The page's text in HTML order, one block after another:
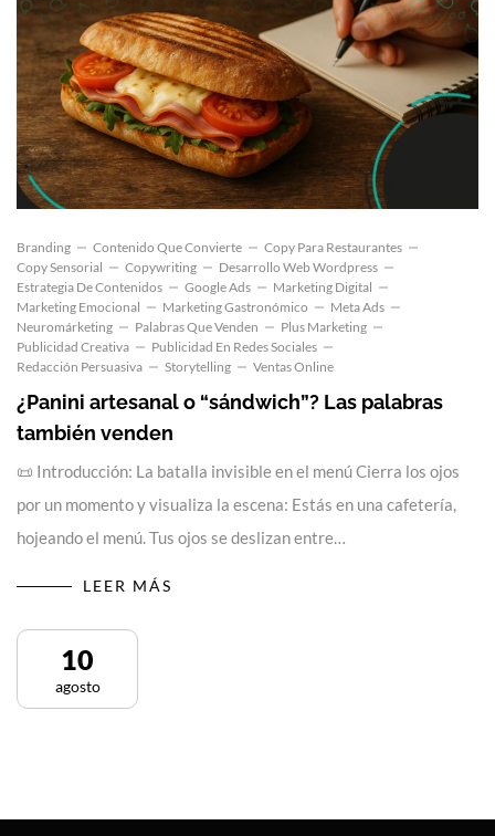
Branding Contenido Que Convierte
Copy Para Restaurantes
Copy Sensorial
Copywriting
Desarrollo Web Wordpress
Estrategia De Contenidos
Google Ads
Marketing Digital
Marketing Emocional
Marketing Gastronómico
Meta Ads
Neuromárketing
Palabras Que Venden
Plus Marketing
Publicidad Creativa
Publicidad En Redes Sociales
Redacción Persuasiva
Storytelling Ventas Online
¿Panini artesanal o “sándwich”? Las palabras
también venden
📜 Introducción: La batalla invisible en el menú Cierra los ojos
por un momento y visualiza la escena: Estás en una cafetería,
hojeando el menú. Tus ojos se deslizan entre…
LEER MÁS
10
agosto